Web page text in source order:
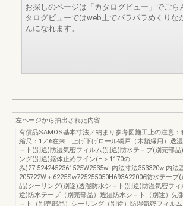
お探しのページは「カタログビュー」でごら
タログビューではweb上でパラパラめくりな
んになれます。
左ページから抽出された内容
有償品SAMOS基本寸法／納まり参考図施工上の注意：
縮尺：1／6在来 上げ下げロール網戸（木額縁用）透
－ト(別途)防湿気密フィルム(別途)防水テ－プ(別売部品
ング(別途)躯体止めフイン(H＞1170の
み)27.5242452361525W2535w’:内法寸法353320w:内法
205722W＋6225Sw725255050H693A22006防水テープ(
品)シーリング(別途)透湿防水シ－ト(別途)防湿気密フィ
途)防水テープ（別売部品）透湿防水シ－ト（別途）先
－ト（別売部品）シーリング（別途）防湿気密フィルム